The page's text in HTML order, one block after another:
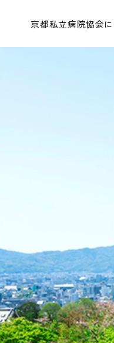
京都私立病院協会